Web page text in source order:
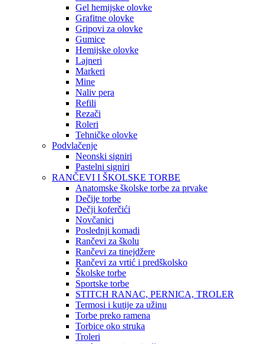
Gel hemijske olovke
Grafitne olovke
Gripovi za olovke
Gumice
Hemijske olovke
Lajneri
Markeri
Mine
Naliv pera
Refili
Rezači
Roleri
Tehničke olovke
Podvlačenje
Neonski signiri
Pastelni signiri
RANČEVI I ŠKOLSKE TORBE
Anatomske školske torbe za prvake
Dečije torbe
Dečji koferčići
Novčanici
Poslednji komadi
Rančevi za školu
Rančevi za tinejdžere
Rančevi za vrtić i predškolsko
Školske torbe
Sportske torbe
STITCH RANAC, PERNICA, TROLER
Termosi i kutije za užinu
Torbe preko ramena
Torbice oko struka
Troleri